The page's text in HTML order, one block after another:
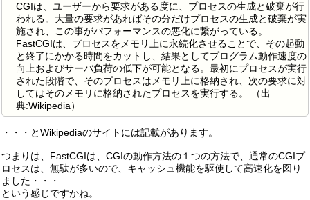
CGIは、ユーザーから要求がある度に、プロセスの生成と破棄が行
われる。大量の要求があればその分だけプロセスの生成と破棄が実
施され、この事がパフォーマンスの悪化に繋がっている。
FastCGIは、プロセスをメモリ上に永続化させることで、その起動
と終了にかかる時間をカットし、結果としてプログラム動作速度の
向上およびサーバ負荷の低下が可能となる。最初にプロセスが実行
された段階で、そのプロセスはメモリ上に格納され、次の要求に対
してはそのメモリに格納されたプロセスを実行する。 （出
典:Wikipedia）
・・・とWikipediaのサイトには記載があります。
つまりは、FastCGIは、CGIの動作方法の１つの方法で、通常のCGIプ
ロセスは、無駄が多いので、キャッシュ機能を駆使して高速化を図り
ました・・・
という感じですかね。